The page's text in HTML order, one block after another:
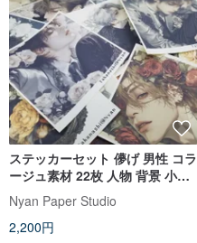
ステッカーセット 儚げ 男性 コラ
ージュ素材 22枚 人物 背景 小物
Ethereal Young Man
Nyan Paper Studio
2,200円